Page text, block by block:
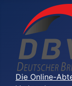
Die Online-